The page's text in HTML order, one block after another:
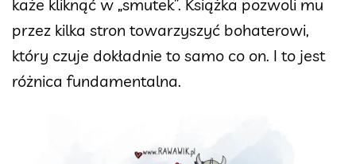
każe kliknąć w „smutek”. Książka pozwoli mu
przez kilka stron towarzyszyć bohaterowi,
który czuje dokładnie to samo co on. I to jest
różnica fundamentalna.